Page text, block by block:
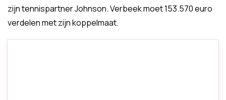
zijn tennispartner Johnson. Verbeek moet 153.570 euro
verdelen met zijn koppelmaat.